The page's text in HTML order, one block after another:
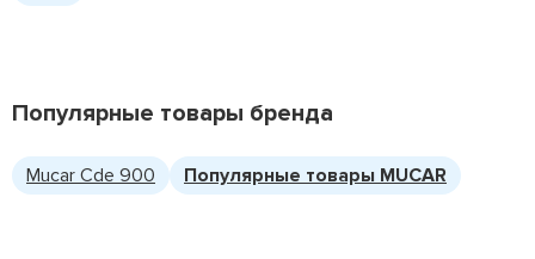
Популярные товары бренда
Mucar Cde 900 Популярные товары MUCAR